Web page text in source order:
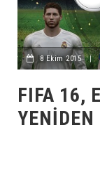
8 Ekim 2015
FIFA 16,